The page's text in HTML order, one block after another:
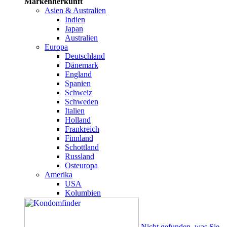
Asien & Australien
Indien
Japan
Australien
Europa
Deutschland
Dänemark
England
Spanien
Schweiz
Schweden
Italien
Holland
Frankreich
Finnland
Schottland
Russland
Osteuropa
Amerika
USA
Kolumbien